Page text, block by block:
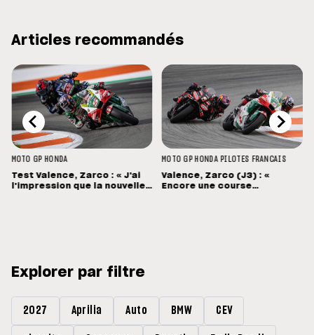
Articles recommandés
MOTO GP HONDA
Test Valence, Zarco : « J'ai
l'impression que la nouvelle
MOTO GP HONDA PILOTES FRANCAIS
Valence, Zarco (J3) : «
Encore une course
Explorer par filtre
2027 Aprilia Auto BMW CEV